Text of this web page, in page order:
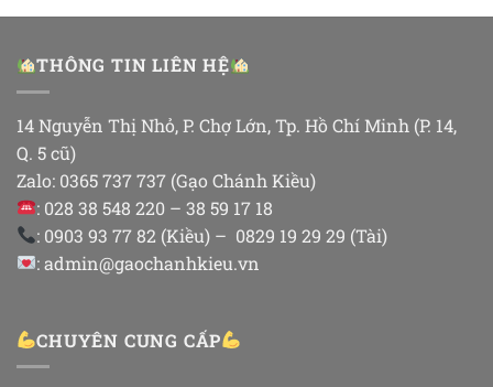
THÔNG TIN LIÊN HỆ
14 Nguyễn Thị Nhỏ, P. Chợ Lớn, Tp. Hồ Chí Minh (P. 14,
Q. 5 cũ)
Zalo: 0365 737 737 (Gạo Chánh Kiều)
: 028 38 548 220 – 38 59 17 18
: 0903 93 77 82 (Kiều) – 0829 19 29 29 (Tài)
: admin@gaochanhkieu.vn
CHUYÊN CUNG CẤP